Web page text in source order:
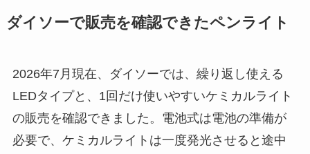
セリア等でポイズン
を解説！
【100均】ダイソー/
セリア等でフロアラ
バーほうきは買え
ダイソーで販売を確認できたペンライト
2026年7月現在、ダイソーでは、繰り返し使える
LEDタイプと、1回だけ使いやすいケミカルライト
の販売を確認できました。電池式は電池の準備が
必要で、ケミカルライトは一度発光させると途中